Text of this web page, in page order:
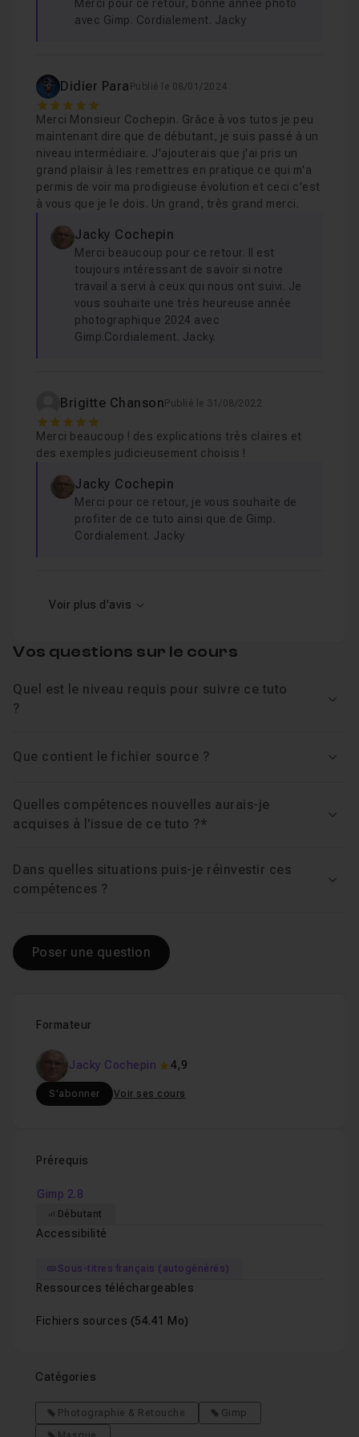
Merci pour ce retour, bonne année photo
avec Gimp. Cordialement. Jacky
Didier Para Publié le 08/01/2024
5
Merci Monsieur Cochepin. Grâce à vos tutos je peu
maintenant dire que de débutant, je suis passé à un
niveau intermédiaire. J'ajouterais que j'ai pris un
grand plaisir à les remettres en pratique ce qui m'a
permis de voir ma prodigieuse évolution et ceci c'est
à vous que je le dois. Un grand, très grand merci.
Jacky Cochepin
Merci beaucoup pour ce retour. Il est
toujours intéressant de savoir si notre
travail a servi à ceux qui nous ont suivi. Je
vous souhaite une très heureuse année
photographique 2024 avec
Gimp.Cordialement. Jacky.
Brigitte Chanson Publié le 31/08/2022
5
Merci beaucoup ! des explications très claires et
des exemples judicieusement choisis !
Jacky Cochepin
Merci pour ce retour, je vous souhaite de
profiter de ce tuto ainsi que de Gimp.
Cordialement. Jacky
Voir plus d'avis
Formateur
Jacky Cochepin 4,9
S'abonner Voir ses cours
Prérequis
Gimp 2.8
Débutant
Accessibilité
Sous-titres français (autogénérés)
Ressources téléchargeables
Fichiers sources (54.41 Mo)
Catégories
Photographie & Retouche
Gimp
Vos questions sur le cours
Quel est le niveau requis pour suivre ce tuto
?
Que contient le fichier source ?
Quelles compétences nouvelles aurais-je
acquises à l'issue de ce tuto ?*
Dans quelles situations puis-je réinvestir ces
compétences ?
Poser une question